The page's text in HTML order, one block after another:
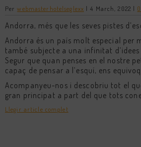
Perwebmasterhotelseglexx | 4 March, 2022 |
Andorra, més que les seves pistes
Andorra és un país molt especial per
també subjecte a una infinitat d’idees
Segur que quan penses en el nostre
capaç de pensar a l’esquí, ens
Acompanyeu-nos i descobriu tot el
gran principat a part del que tots
Llegir article complet